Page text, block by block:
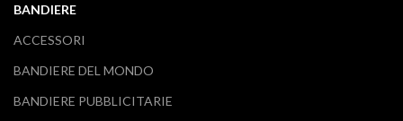
BANDIERE
ACCESSORI
BANDIERE DEL MONDO
BANDIERE PUBBLICITARIE